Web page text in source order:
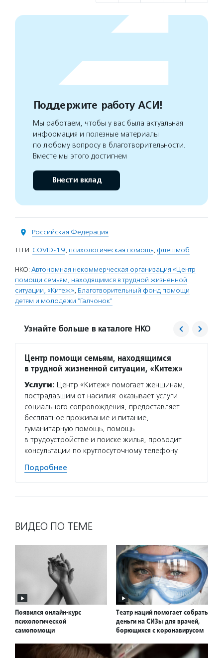
Поддержите работу АСИ!
Мы работаем, чтобы у вас была актуальная
информация и полезные материалы
по любому вопросу в благотворительности.
Вместе мы этого достигнем
Внести вклад
Российская Федерация
ТЕГИ: COVID-19, психологическая помощь, флешмоб
НКО: Автономная некоммерческая организация «Центр
помощи семьям, находящимся в трудной жизненной
ситуации, «Китеж», Благотворительный фонд помощи
детям и молодежи "Галчонок"
Узнайте больше в каталоге НКО
Центр помощи семьям, находящимся
в трудной жизненной ситуации, «Китеж»
Услуги: Центр «Китеж» помогает женщинам,
пострадавшим от насилия: оказывает услуги
социального сопровождения, предоставляет
бесплатное проживание и питание,
гуманитарную помощь, помощь
в трудоустройстве и поиске жилья, проводит
консультации по круглосуточному телефону.
Подробнее
ВИДЕО ПО ТЕМЕ
Появился онлайн-курс
психологической
самопомощи
Театр наций помогает собрать
деньги на СИЗы для врачей,
борющихся с коронавирусом